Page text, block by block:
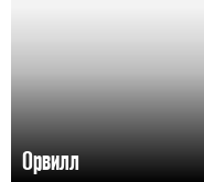
Орвилл